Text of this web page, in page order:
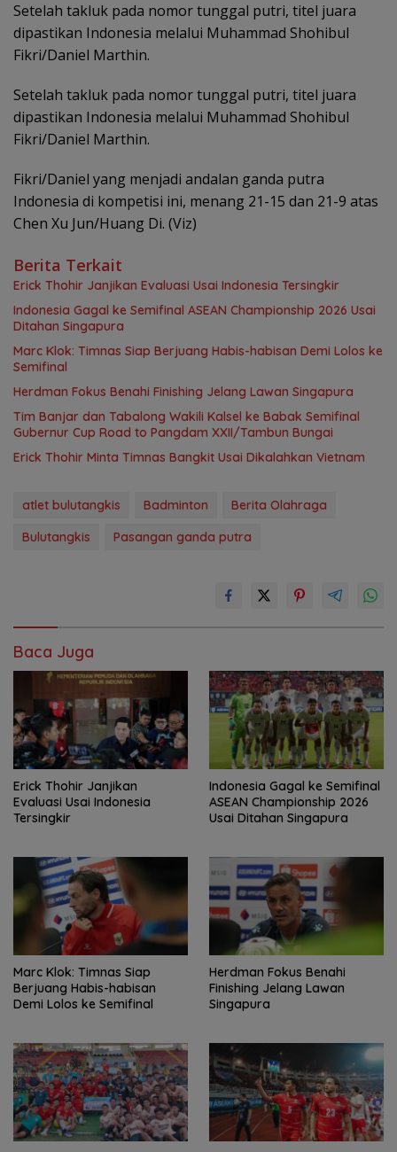
Setelah takluk pada nomor tunggal putri, titel juara
dipastikan Indonesia melalui Muhammad Shohibul
Fikri/Daniel Marthin.
Setelah takluk pada nomor tunggal putri, titel juara
dipastikan Indonesia melalui Muhammad Shohibul
Fikri/Daniel Marthin.
Fikri/Daniel yang menjadi andalan ganda putra
Indonesia di kompetisi ini, menang 21-15 dan 21-9 atas
Chen Xu Jun/Huang Di. (Viz)
Berita Terkait
Erick Thohir Janjikan Evaluasi Usai Indonesia Tersingkir
Indonesia Gagal ke Semifinal ASEAN Championship 2026 Usai
Ditahan Singapura
Marc Klok: Timnas Siap Berjuang Habis-habisan Demi Lolos ke
Semifinal
Herdman Fokus Benahi Finishing Jelang Lawan Singapura
Tim Banjar dan Tabalong Wakili Kalsel ke Babak Semifinal
Gubernur Cup Road to Pangdam XXII/Tambun Bungai
Erick Thohir Minta Timnas Bangkit Usai Dikalahkan Vietnam
atlet bulutangkis Badminton
Berita Olahraga
Bulutangkis
Pasangan ganda putra
Baca Juga
Erick Thohir Janjikan
Evaluasi Usai Indonesia
Tersingkir
Indonesia Gagal ke Semifinal
ASEAN Championship 2026
Usai Ditahan Singapura
Marc Klok: Timnas Siap
Berjuang Habis-habisan
Demi Lolos ke Semifinal
Herdman Fokus Benahi
Finishing Jelang Lawan
Singapura